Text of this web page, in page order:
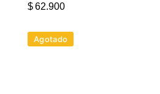
$62.900
Agotado